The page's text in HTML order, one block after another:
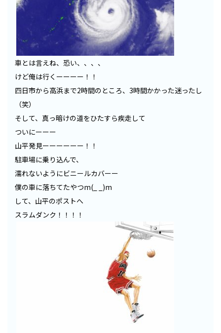
車とは言えね、恐い、、、、
けど俺は行くーーーー！！
四日市から高浜まで2時間のところ、3時間かかった迷ったし
（笑）
そして、真っ暗けの道をひたすら疾走して
ついにーーー
山平発見ーーーーーー！！
駐車場に乗り込んで、
濡れないようにビニールカバーー
僕の車に落ちてたやつm(_ _)m
して、山平のポストへ
スラムダンク！！！！